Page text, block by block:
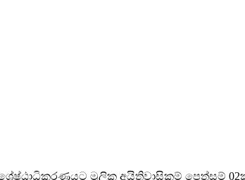
මූලික අයිතිවාසිකම් පෙත්සම්